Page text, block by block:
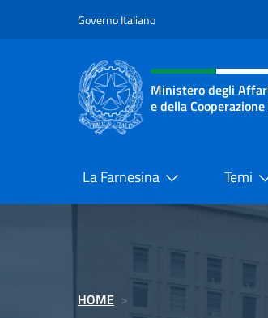
Governo Italiano
Intestazione sito,
Ministero degli
e della
La Farnesina Temi
HOME >